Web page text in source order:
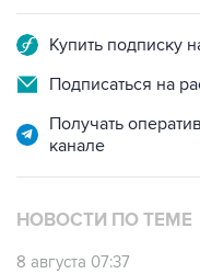
Купить подписку
Подписаться на
Получать
канале
НОВОСТИ ПО ТЕМЕ
8 августа 07:37